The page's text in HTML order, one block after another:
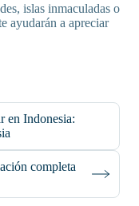
islas inmaculadas o
ayudarán a apreciar
en Indonesia:
completa